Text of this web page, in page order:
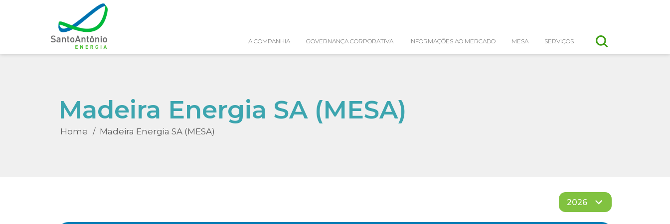
A COMPANHIA GOVERNANÇA CORPORATIVA INFORMAÇÕES AO MERCADO MESA SERVIÇOS
Madeira Energia SA (MESA)
Home / Madeira Energia SA (MESA)